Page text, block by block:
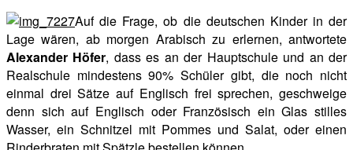
Auf die Frage, ob die deutschen Kinder in der
Lage wären, ab morgen Arabisch zu erlernen, antwortete
Alexander Höfer, dass es an der Hauptschule und an der
Realschule mindestens 90% Schüler gibt, die noch nicht
einmal drei Sätze auf Englisch frei sprechen, geschweige
denn sich auf Englisch oder Französisch ein Glas stilles
Wasser, ein Schnitzel mit Pommes und Salat, oder einen